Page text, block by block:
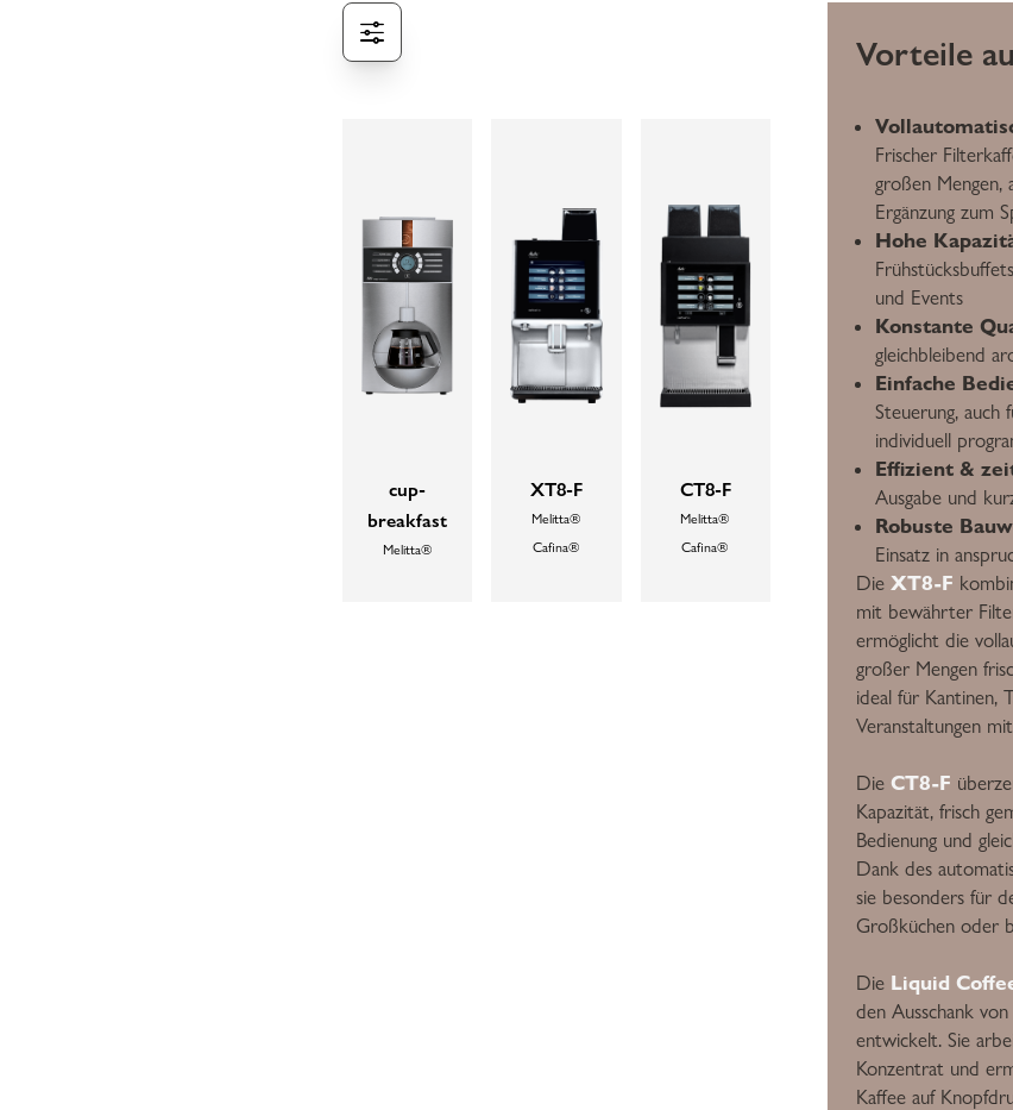
cup-
breakfast
Melitta®
XT8-F
Melitta®
Cafina®
CT8-F
Melitta®
Cafina®
Vorteile
Frischer
großen Mengen,
Ergänzung zum
Hohe
und Events
Konstante
gleichbleibend
Einfache
Steuerung, auch
individuell
Effizient &
Ausgabe und
Robuste
Einsatz in
Die XT8-F
mit bewährter
ermöglicht die
großer Mengen
ideal für Kantinen,
Veranstaltungen
Die CT8-F
Kapazität, frisch
Bedienung und
Dank des
sie besonders für
Großküchen oder
Die Liquid
den Ausschank
entwickelt. Sie
Konzentrat und
Kaffee auf